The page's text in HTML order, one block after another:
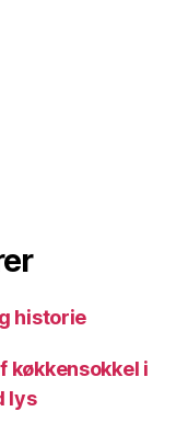
historie
køkkensokkel i
lys